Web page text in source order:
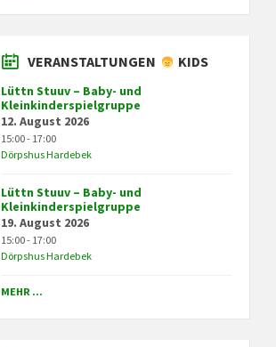
VERANSTALTUNGEN KIDS
Lüttn Stuuv – Baby- und
Kleinkinderspielgruppe
12. August 2026
15:00 - 17:00
Dörpshus Hardebek
Lüttn Stuuv – Baby- und
Kleinkinderspielgruppe
19. August 2026
15:00 - 17:00
Dörpshus Hardebek
MEHR ...